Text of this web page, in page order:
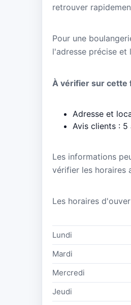
retrouver
Pour une
l'adresse précise et
À vérifier sur cette
Adresse et
Avis clients :
Les informations
vérifier les horaires
Les horaires
Lundi
Mardi
Mercredi
Jeudi